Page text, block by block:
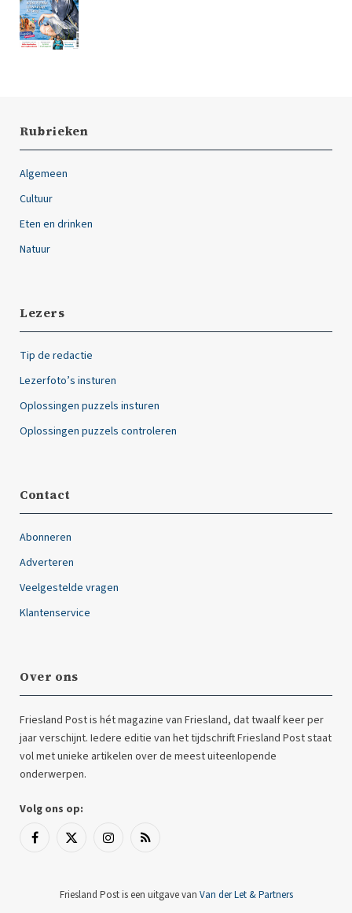
Rubrieken
Algemeen
Cultuur
Eten en drinken
Natuur
Lezers
Tip de redactie
Lezerfoto’s insturen
Oplossingen puzzels insturen
Oplossingen puzzels controleren
Contact
Abonneren
Adverteren
Veelgestelde vragen
Klantenservice
Over ons
Friesland Post is hét magazine van Friesland, dat twaalf keer per
jaar verschijnt. Iedere editie van het tijdschrift Friesland Post staat
vol met unieke artikelen over de meest uiteenlopende
onderwerpen.
Volg ons op:
Facebook
X
InstagramRSS
Friesland Post is een uitgave van Van der Let & Partners